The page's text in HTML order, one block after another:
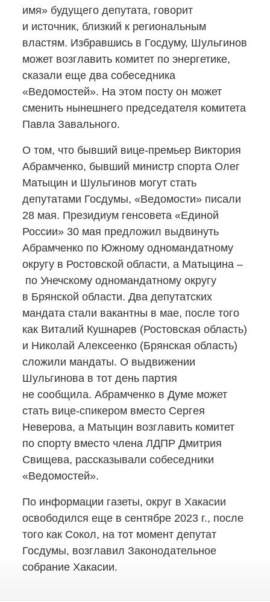
имя» будущего депутата, говорит
и источник, близкий к региональным
властям. Избравшись в Госдуму, Шульгинов
может возглавить комитет по энергетике,
сказали еще два собеседника
«Ведомостей». На этом посту он может
сменить нынешнего председателя комитета
Павла Завального.
О том, что бывший вице-премьер Виктория
Абрамченко, бывший министр спорта Олег
Матыцин и Шульгинов могут стать
депутатами Госдумы, «Ведомости» писали
28 мая. Президиум генсовета «Единой
России» 30 мая предложил выдвинуть
Абрамченко по Южному одномандатному
округу в Ростовской области, а Матыцина –
по Унечскому одномандатному округу
в Брянской области. Два депутатских
мандата стали вакантны в мае, после того
как Виталий Кушнарев (Ростовская область)
и Николай Алексеенко (Брянская область)
сложили мандаты. О выдвижении
Шульгинова в тот день партия
не сообщила. Абрамченко в Думе может
стать вице-спикером вместо Сергея
Неверова, а Матыцин возглавить комитет
по спорту вместо члена ЛДПР Дмитрия
Свищева, рассказывали собеседники
«Ведомостей».
По информации газеты, округ в Хакасии
освободился еще в сентябре 2023 г., после
того как Сокол, на тот момент депутат
Госдумы, возглавил Законодательное
собрание Хакасии.